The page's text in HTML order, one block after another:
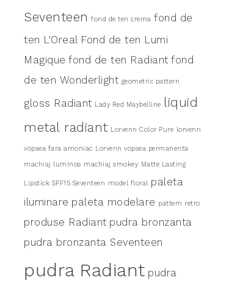
Seventeen fond de ten crema fond de
ten L'Oreal Fond de ten Lumi
Magique fond de ten Radiant fond
de ten Wonderlight geometric pattern
gloss Radiant Lady Red Maybelline liquid
metal radiant Lorvenn Color Pure lorvenn
vopsea fara amoniac Lorvenn vopsea permanenta
machiaj luminos machiaj smokey Matte Lasting
Lipstick SPF15 Seventeen model floral paleta
iluminare paleta modelare pattern retro
produse Radiant pudra bronzanta
pudra bronzanta Seventeen
pudra Radiant pudra